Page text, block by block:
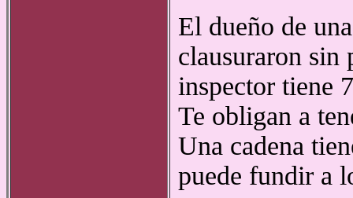
El dueño de
clausuraron sin
inspector tiene
Te obligan a
Una cadena
puede fundir a